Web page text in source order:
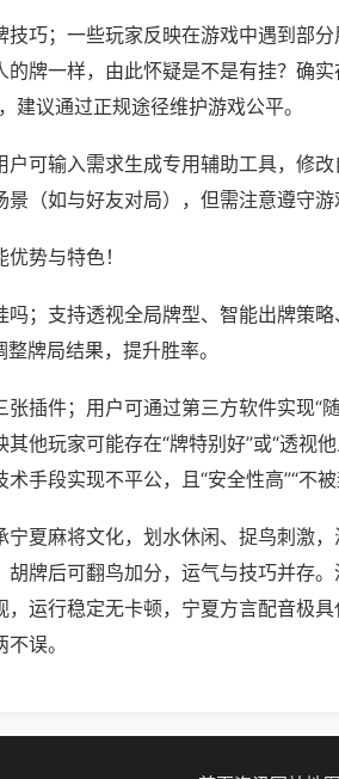
技巧；一些玩家反映在游戏中遇到部
的牌一样，由此怀疑是不是有挂？确
建议通过正规途径维护游戏公平。
户可输入需求生成专用辅助工具，修
景（如与好友对局），但需注意遵守游
势与特色！
吗；支持透视全局牌型、智能出牌策
牌局结果，提升胜率。
插件；用户可通过第三方软件实现“
其他玩家可能存在“牌特别好”或“透视
手段实现不平公，且“安全性高”“不被
宁夏麻将文化，划水休闲、捉鸟刺激
胡牌后可翻鸟加分，运气与技巧并存
，运行稳定无卡顿，宁夏方言配音极
误。